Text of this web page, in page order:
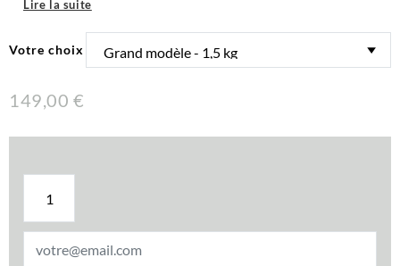
Lire la suite
Votre choix
149,00 €